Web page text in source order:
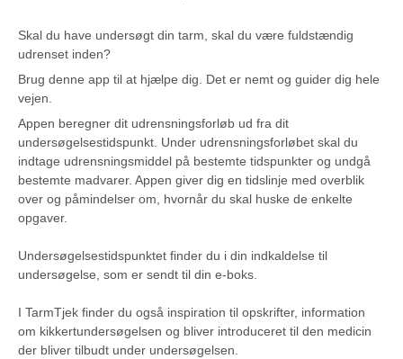
Skal du have undersøgt din tarm, skal du være fuldstændig
udrenset inden?
Brug denne app til at hjælpe dig. Det er nemt og guider dig hele
vejen.
Appen beregner dit udrensningsforløb ud fra dit
undersøgelsestidspunkt. Under udrensningsforløbet skal du
indtage udrensningsmiddel på bestemte tidspunkter og undgå
bestemte madvarer. Appen giver dig en tidslinje med overblik
over og påmindelser om, hvornår du skal huske de enkelte
opgaver.
Undersøgelsestidspunktet finder du i din indkaldelse til
undersøgelse, som er sendt til din e-boks.
I TarmTjek finder du også inspiration til opskrifter, information
om kikkertundersøgelsen og bliver introduceret til den medicin
der bliver tilbudt under undersøgelsen.